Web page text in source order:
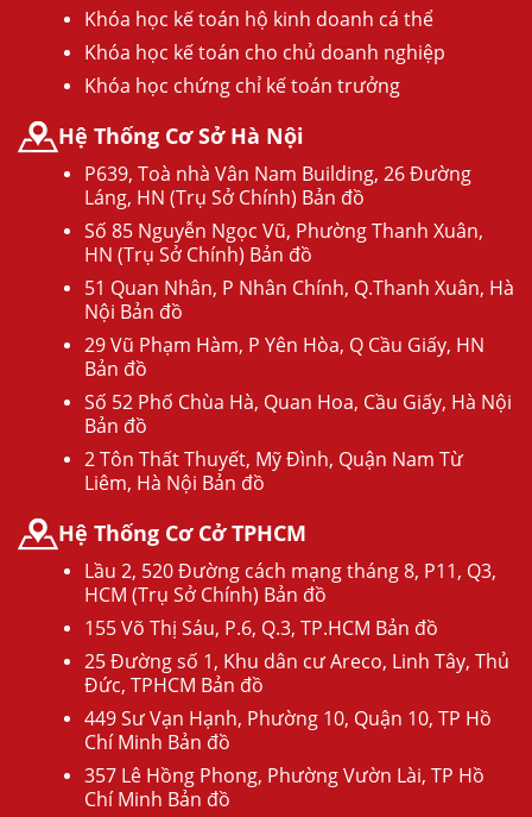
Khóa học kế toán hộ kinh doanh cá thể
Khóa học kế toán cho chủ doanh nghiệp
Khóa học chứng chỉ kế toán trưởng
Hệ Thống Cơ Sở Hà Nội
P639, Toà nhà Vân Nam Building, 26 Đường
Láng, HN (Trụ Sở Chính) Bản đồ
Số 85 Nguyễn Ngọc Vũ, Phường Thanh Xuân,
HN (Trụ Sở Chính) Bản đồ
51 Quan Nhân, P Nhân Chính, Q.Thanh Xuân, Hà
Nội Bản đồ
29 Vũ Phạm Hàm, P Yên Hòa, Q Cầu Giấy, HN
Bản đồ
Số 52 Phố Chùa Hà, Quan Hoa, Cầu Giấy, Hà Nội
Bản đồ
2 Tôn Thất Thuyết, Mỹ Đình, Quận Nam Từ
Liêm, Hà Nội Bản đồ
Hệ Thống Cơ Cở TPHCM
Lầu 2, 520 Đường cách mạng tháng 8, P11, Q3,
HCM (Trụ Sở Chính) Bản đồ
155 Võ Thị Sáu, P.6, Q.3, TP.HCM Bản đồ
25 Đường số 1, Khu dân cư Areco, Linh Tây, Thủ
Đức, TPHCM Bản đồ
449 Sư Vạn Hạnh, Phường 10, Quận 10, TP Hồ
Chí Minh Bản đồ
357 Lê Hồng Phong, Phường Vườn Lài, TP Hồ
Chí Minh Bản đồ